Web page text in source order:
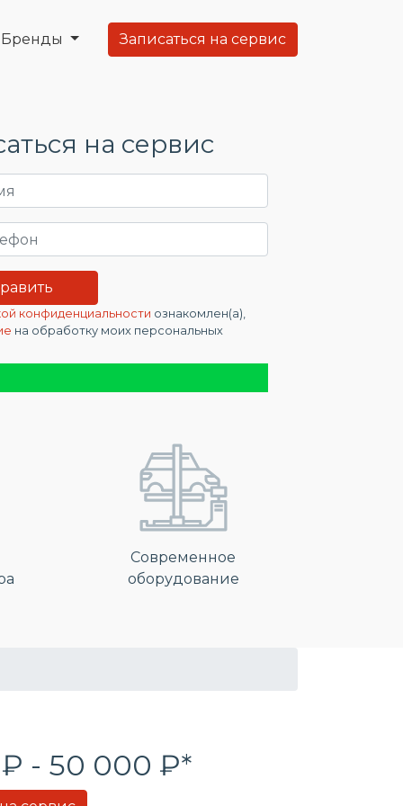
Бренды Записаться на сервис
на сервис
конфиденциальности ознакомлен(а),
на обработку моих персональных
Современное
оборудование
- 50 000 ₽*